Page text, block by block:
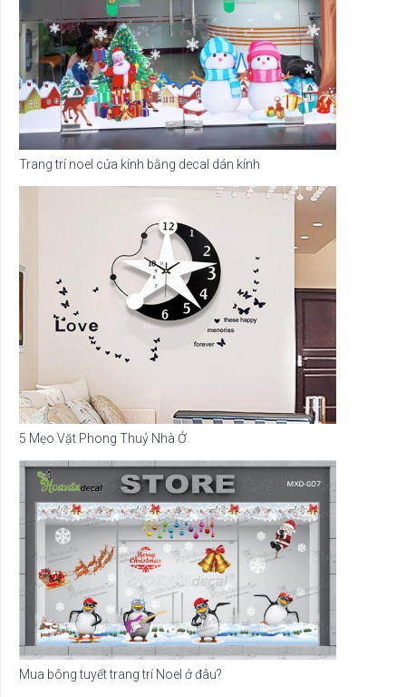
Trang trí noel cửa kính bằng decal dán kính
5 Mẹo Vặt Phong Thuỷ Nhà Ở
Mua bông tuyết trang trí Noel ở đâu?